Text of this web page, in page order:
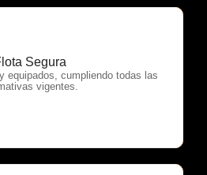
Segura
equipados, cumpliendo todas las
vigentes.
Servicios